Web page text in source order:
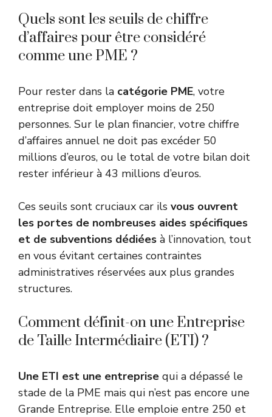
Quels sont les seuils de chiffre
d’affaires pour être considéré
comme une PME ?
Pour rester dans la catégorie PME, votre
entreprise doit employer moins de 250
personnes. Sur le plan financier, votre chiffre
d’affaires annuel ne doit pas excéder 50
millions d’euros, ou le total de votre bilan doit
rester inférieur à 43 millions d’euros.
Ces seuils sont cruciaux car ils vous ouvrent
les portes de nombreuses aides spécifiques
et de subventions dédiées à l’innovation, tout
en vous évitant certaines contraintes
administratives réservées aux plus grandes
structures.
Comment définit-on une Entreprise
de Taille Intermédiaire (ETI) ?
Une ETI est une entreprise qui a dépassé le
stade de la PME mais qui n’est pas encore une
Grande Entreprise. Elle emploie entre 250 et